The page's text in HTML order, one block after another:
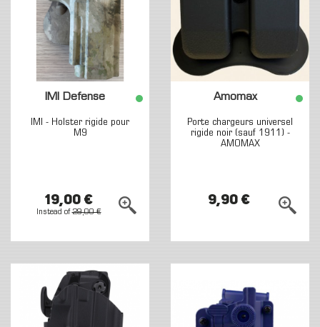
IMI Defense
IMI - Holster rigide pour
M9
19,00 €
Instead of29,00 €
Amomax
Porte chargeurs universel
rigide noir (sauf 1911) -
AMOMAX
9,90 €